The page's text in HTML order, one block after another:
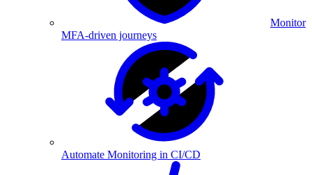
Monitor
MFA-driven journeys
Automate Monitoring in CI/CD